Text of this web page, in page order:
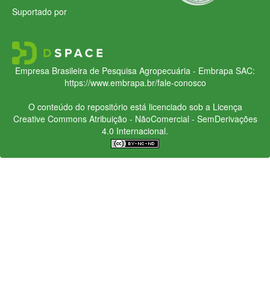
Suportado por
Empresa Brasileira de Pesquisa Agropecuária - Embrapa SAC:
https://www.embrapa.br/fale-conosco
O conteúdo do repositório está licenciado sob a Licença
Creative CommonsAtribuição - NãoComercial - SemDerivações
4.0 Internacional.